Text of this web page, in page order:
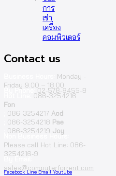
การ
เช่า
เครื่อง
คอมพิวเตอร์
Contact us
Monday -
Friday 9.00 – 18.00
By Phone:02-578-8455-8
086-3254216
Fon
086-3254217 Aod
086-3254218 Pae
086-3254219 Joy
Non Business Hours:
Please call Hot Line: 086-
3254216-9
By Email:
sales@computerforrent.com
Facebook Line Email Youtube